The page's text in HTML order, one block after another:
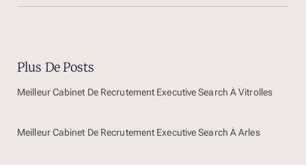
Plus De Posts
Meilleur Cabinet De Recrutement Executive Search À Vitrolles
Meilleur Cabinet De Recrutement Executive Search À Arles